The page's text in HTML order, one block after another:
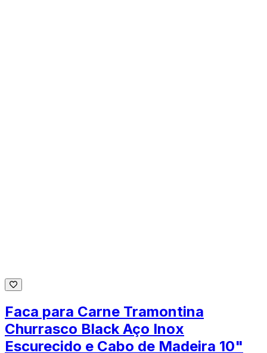
Faca para Carne Tramontina
Churrasco Black Aço Inox
Escurecido e Cabo de Madeira 10"